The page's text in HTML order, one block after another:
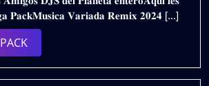
de
2024
𝟮𝟬𝟮𝟰
𝗣𝗔𝗖𝗞
𝗚𝗥𝗔𝗧𝗜𝗦
𝐏𝐚𝐜𝐤𝐌𝐮𝐬𝐢𝐜𝐚 𝐕𝐚𝐫𝐢𝐚𝐝𝐚 𝐑𝐞𝐦𝐢𝐱 𝟐𝟎𝟐𝟒 [...]
DESCARGAR
PACK